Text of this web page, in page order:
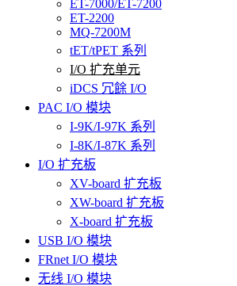
ET-7000/ET-7200
ET-2200
MQ-7200M
tET/tPET 系列
I/O 扩充单元
iDCS 冗餘 I/O
PAC I/O 模块
I-9K/I-97K 系列
I-8K/I-87K 系列
I/O 扩充板
XV-board 扩充板
XW-board 扩充板
X-board 扩充板
USB I/O 模块
FRnet I/O 模块
无线 I/O 模块